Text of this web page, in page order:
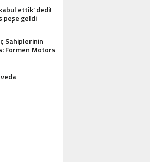
GÖZDESI ANTIK
TAM NOT
ettik’ dedi!
peşe geldi
Sahiplerinin
Formen Motors